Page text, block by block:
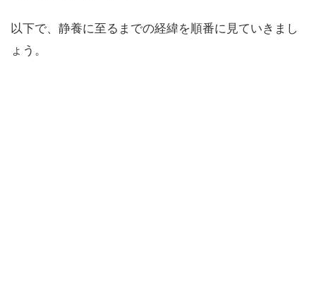
以下で、静養に至るまでの経緯を順番に見ていきまし
ょう。